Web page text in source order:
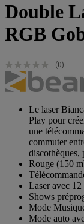
Double
RGB
(0)
Le laser
Play pour
une
commuter
discothèques,
Rouge (150
Laser avec 12
Shows
Mode
Mode auto